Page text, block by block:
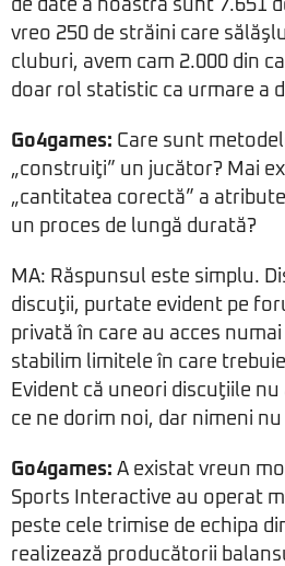
de date a noastră sunt 7.651
vreo 250 de străini care
cluburi, avem cam 2.000 din
doar rol statistic ca urmare a
Go4games: Care sunt
„construiţi” un jucător? Mai
„cantitatea corectă” a
un proces de lungă durată?
MA: Răspunsul este simplu.
discuţii, purtate evident pe
privată în care au acces
stabilim limitele în care
Evident că uneori discuţiile
ce ne dorim noi, dar nimeni
Go4games: A existat vreun
Sports Interactive au operat
peste cele trimise de echipa
realizează producătorii